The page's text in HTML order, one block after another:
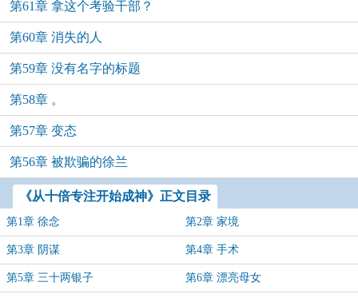
第61章 拿这个考验干部？
第60章 消失的人
第59章 没有名字的标题
第58章 。
第57章 变态
第56章 被欺骗的徐兰
《从十倍专注开始成神》正文目录
第1章 徐念 第2章 家境
第3章 阴谋 第4章 手术
第5章 三十两银子 第6章 漂亮母女